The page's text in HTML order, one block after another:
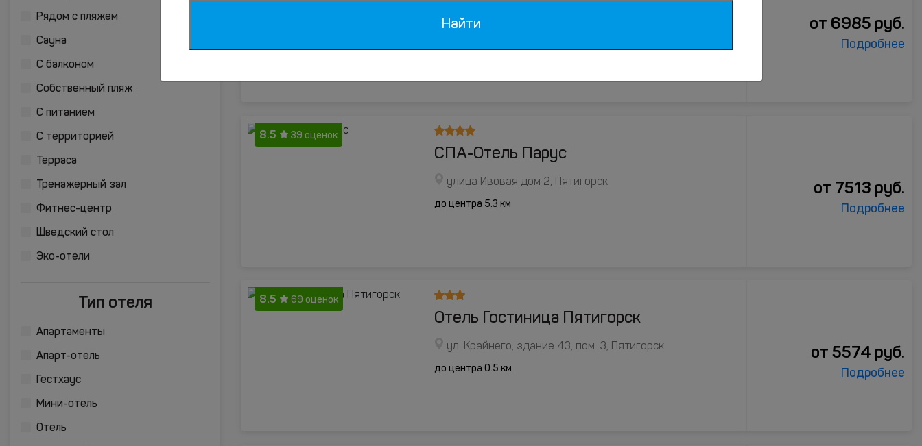
Рядом с пляжем
Сауна
С балконом
Собственный пляж
С питанием
С территорией
Терраса
Тренажерный зал
Фитнес-центр
Шведский стол
Эко-отели
Тип отеля
Апартаменты
Апарт-отель
Гестхаус
Мини-отель
Отель
улица Широкая, д. 40, Пятигорск от 6985 руб.
Подробнее
8.5 39 оценок
СПА-Отель Парус
улица Ивовая дом 2, Пятигорск
до центра 5.3 км
от 7513 руб.
Подробнее
8.5 69 оценок
Отель Гостиница Пятигорск
ул. Крайнего, здание 43, пом. 3, Пятигорск
до центра 0.5 км
от 5574 руб.
Подробнее
Найти